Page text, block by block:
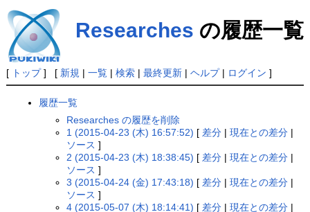
Researches の履歴一覧
[ トップ] [ 新規 | 一覧| 検索| 最終更新| ヘルプ| ログイン ]
履歴一覧
Researches の履歴を削除
1 (2015-04-23 (木) 16:57:52) [ 差分 |現在との差分 |
ソース ]
2 (2015-04-23 (木) 18:38:45) [ 差分 |現在との差分 |
ソース ]
3 (2015-04-24 (金) 17:43:18) [ 差分 |現在との差分 |
ソース ]
4 (2015-05-07 (木) 18:14:41) [ 差分 |現在との差分 |